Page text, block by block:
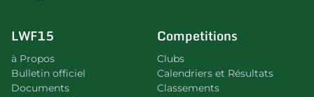
LWF15
à Propos
Bulletin officiel
Documents
Competitions
Clubs
Calendriers et Résultats
Classements